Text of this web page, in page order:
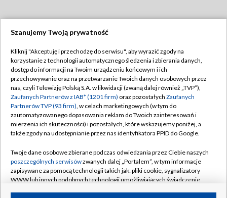
TVP
Abonament TVP
Emisja w TVP
Centrum informacji TVP
Naziemna Telewizja Cyfrowa
Rada Programowa
System NOS
Informacje o nadawcy
Regulamin TVP
Polityka prywatności
Moje zgody
Pomoc
Kontakt
Kanały
Szanujemy Twoją prywatność
Kliknij "Akceptuję i przechodzę do serwisu", aby wyrazić zgody na
korzystanie z technologii automatycznego śledzenia i zbierania danych,
dostęp do informacji na Twoim urządzeniu końcowym i ich
przechowywanie oraz na przetwarzanie Twoich danych osobowych przez
nas, czyli Telewizję Polską S.A. w likwidacji (zwaną dalej również „TVP”),
Zaufanych Partnerów z IAB* (1201 firm) oraz pozostałych Zaufanych
Partnerów TVP (93 firm), w celach marketingowych (w tym do
zautomatyzowanego dopasowania reklam do Twoich zainteresowań i
mierzenia ich skuteczności) i pozostałych, które wskazujemy poniżej, a
także zgody na udostępnianie przez nas identyfikatora PPID do Google.
Twoje dane osobowe zbierane podczas odwiedzania przez Ciebie naszych
poszczególnych serwisówzwanych dalej „Portalem”, w tym informacje
zapisywane za pomocą technologii takich jak: pliki cookie, sygnalizatory
WWW lub innych podobnych technologii umożliwiających świadczenie